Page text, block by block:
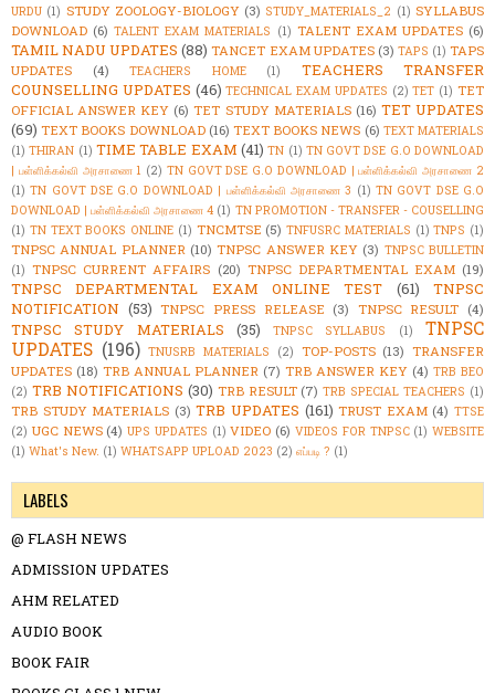
URDU (1) STUDY ZOOLOGY-BIOLOGY (3) STUDY_MATERIALS_2 (1) SYLLABUS
DOWNLOAD (6) TALENT EXAM MATERIALS (1) TALENT EXAM UPDATES (6)
TAMIL NADU UPDATES (88) TANCET EXAM UPDATES (3) TAPS (1) TAPS
UPDATES
(4) TEACHERS HOME (1)
TEACHERS TRANSFER
COUNSELLING UPDATES (46) TECHNICAL EXAM UPDATES (2) TET (1) TET
OFFICIAL ANSWER KEY (6) TET STUDY MATERIALS (16) TET UPDATES
(69) TEXT BOOKS DOWNLOAD (16) TEXT BOOKS NEWS (6) TEXT MATERIALS
(1) THIRAN (1) TIME TABLE EXAM (41) TN (1) TN GOVT DSE G.O DOWNLOAD
| பள்ளிக்கல்வி அரசாணை 1 (2) TN GOVT DSE G.O DOWNLOAD | பள்ளிக்கல்வி அரசாணை 2
(1) TN GOVT DSE G.O DOWNLOAD | பள்ளிக்கல்வி அரசாணை 3 (1) TN GOVT DSE G.O
DOWNLOAD | பள்ளிக்கல்வி அரசாணை 4 (1) TN PROMOTION - TRANSFER - COUSELLING
(1) TN TEXT BOOKS ONLINE (1) TNCMTSE (5) TNFUSRC MATERIALS (1) TNPS (1)
TNPSC ANNUAL PLANNER (10) TNPSC ANSWER KEY (3) TNPSC BULLETIN
(1) TNPSC CURRENT AFFAIRS (20) TNPSC DEPARTMENTAL EXAM (19)
TNPSC DEPARTMENTAL EXAM ONLINE TEST (61)
TNPSC
NOTIFICATION (53) TNPSC PRESS RELEASE (3) TNPSC RESULT (4)
TNPSC STUDY MATERIALS (35) TNPSC SYLLABUS (1)
TNPSC
UPDATES (196) TNUSRB MATERIALS (2) TOP-POSTS (13) TRANSFER
UPDATES (18) TRB ANNUAL PLANNER (7) TRB ANSWER KEY (4) TRB BEO
(2) TRB NOTIFICATIONS (30) TRB RESULT (7) TRB SPECIAL TEACHERS (1)
TRB STUDY MATERIALS (3) TRB UPDATES (161) TRUST EXAM (4) TTSE
(2) UGC NEWS (4) UPS UPDATES (1) VIDEO (6) VIDEOS FOR TNPSC (1) WEBSITE
(1) What's New. (1) WHATSAPP UPLOAD 2023 (2) எப்படி ? (1)
LABELS
@ FLASH NEWS
ADMISSION UPDATES
AHM RELATED
AUDIO BOOK
BOOK FAIR